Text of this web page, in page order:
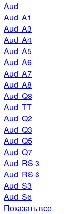
Audi
Audi A1
Audi A3
Audi A4
Audi A5
Audi A6
Audi A7
Audi A8
Audi Q8
Audi TT
Audi Q2
Audi Q3
Audi Q5
Audi Q7
Audi RS 3
Audi RS 6
Audi S3
Audi S6
Показать все